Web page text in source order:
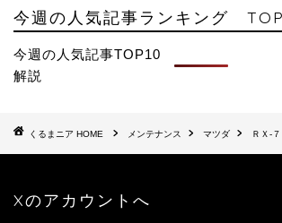
今週の人気記事ランキング
今週の人気記事TOP10
解説
HOME メンテナンス マツダ ＲＸ-７
Xのアカウントへ